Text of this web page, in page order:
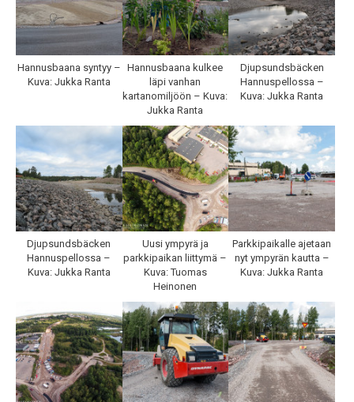
Hannusbaana syntyy –
Kuva: Jukka Ranta
Hannusbaana kulkee
läpi vanhan
kartanomiljöön – Kuva:
Jukka Ranta
Djupsundsbäcken
Hannuspellossa –
Kuva: Jukka Ranta
Djupsundsbäcken
Hannuspellossa –
Kuva: Jukka Ranta
Uusi ympyrä ja
parkkipaikan liittymä –
Kuva: Tuomas
Heinonen
Parkkipaikalle ajetaan
nyt ympyrän kautta –
Kuva: Jukka Ranta